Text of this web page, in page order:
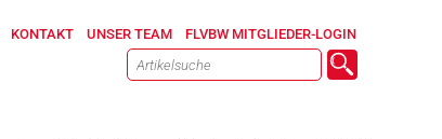
KONTAKT UNSER TEAM FLVBW MITGLIEDER-LOGIN